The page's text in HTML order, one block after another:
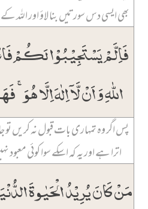
بھی ایسی دس سورتیں بنا لاؤ اور اللہ
فَاِلَّمۡ یَسۡتَجِیۡبُوۡا لَکُمۡ
اللّٰہِ وَ اَنۡ لَّاۤ اِلٰہَ اِلَّا ہُوَ
پس اگر وہ تمہاری بات قبول نہ کریں
اترا ہے اور یہ کہ اسکے سوا کوئی
مَنۡ کَانَ یُرِیۡدُ الۡحَیٰوۃَ